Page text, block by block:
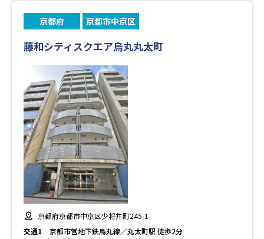
京都府 京都市中京区
藤和シティスクエア烏丸丸太町
京都府京都市中京区少将井町245-1
交通1
京都市営地下鉄烏丸線／丸太町駅 徒歩2分